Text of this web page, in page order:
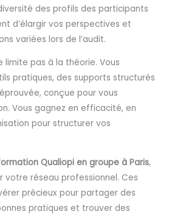
des profils des participants
d’élargir vos perspectives et
variées lors de l’audit.
pas à la théorie. Vous
pratiques, des supports structurés
conçue pour vous
Vous gagnez en efficacité, en
pour structurer vos
Qualiopi en groupe à Paris,
votre réseau professionnel. Ces
précieux pour partager des
pratiques et trouver des